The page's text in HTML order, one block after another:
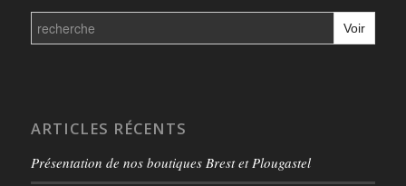
Search
for:
ARTICLES RÉCENTS
Présentation de nos boutiques Brest et Plougastel